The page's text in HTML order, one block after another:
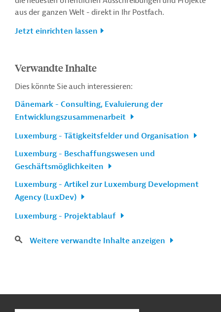
aus der ganzen Welt - direkt in Ihr Postfach.
Jetzt einrichten lassen
Verwandte Inhalte
Dies könnte Sie auch interessieren:
Dänemark - Consulting, Evaluierung der
Entwicklungszusammenarbeit
Luxemburg - Tätigkeitsfelder und Organisation
Luxemburg - Beschaffungswesen und
Geschäftsmöglichkeiten
Luxemburg - Artikel zur Luxemburg Development
Agency (LuxDev)
Luxemburg - Projektablauf
Weitere verwandte Inhalte anzeigen